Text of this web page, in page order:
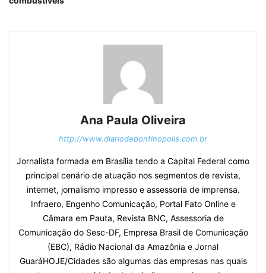
Ana Paula Oliveira
http://www.diariodebonfinopolis.com.br
Jornalista formada em Brasília tendo a Capital Federal como
principal cenário de atuação nos segmentos de revista,
internet, jornalismo impresso e assessoria de imprensa.
Infraero, Engenho Comunicação, Portal Fato Online e
Câmara em Pauta, Revista BNC, Assessoria de
Comunicação do Sesc-DF, Empresa Brasil de Comunicação
(EBC), Rádio Nacional da Amazônia e Jornal
GuaráHOJE/Cidades são algumas das empresas nas quais